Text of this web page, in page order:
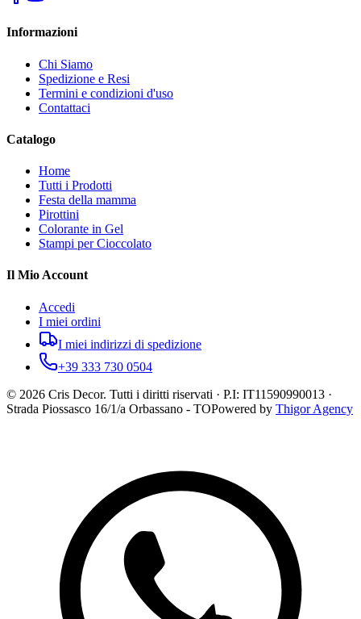
Informazioni
Chi Siamo
Spedizione e Resi
Termini e condizioni d'uso
Contattaci
Catalogo
Home
Tutti i Prodotti
Festa della mamma
Pirottini
Colorante in Gel
Stampi per Cioccolato
Il Mio Account
Accedi
I miei ordini
I miei indirizzi di spedizione
+39 333 730 0504
© 2026 Cris Decor. Tutti i diritti riservati · P.I: IT11590990013 ·
Strada Piossasco 16/1/a Orbassano - TOPowered by Thigor Agency